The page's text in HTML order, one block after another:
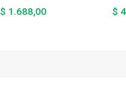
$ 1.688,00 $